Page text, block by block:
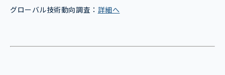
グローバル技術動向調査： 詳細へ